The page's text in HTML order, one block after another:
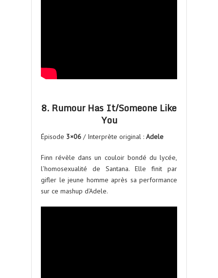
8. Rumour Has It/Someone Like
You
Épisode 3×06 / Interprète original : Adele
Finn révèle dans un couloir bondé du lycée,
l’homosexualité de Santana. Elle finit par
gifler le jeune homme après sa performance
sur ce mashup d’Adele.